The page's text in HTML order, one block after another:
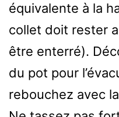
équivalente à la
collet doit rester
être enterré).
du pot pour
rebouchez avec